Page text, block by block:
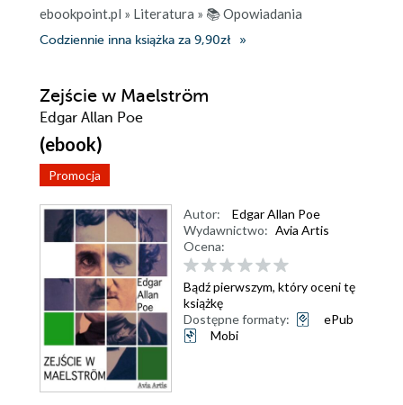
ebookpoint.pl » Literatura » 📚 Opowiadania
Codziennie inna książka za 9,90zł
Zejście w Maelström
Edgar Allan Poe
(ebook)
Promocja
Autor:
Edgar Allan Poe
Wydawnictwo: Avia Artis
Ocena:
Bądź pierwszym, który oceni tę
książkę
Dostępne formaty:
ePub
Mobi